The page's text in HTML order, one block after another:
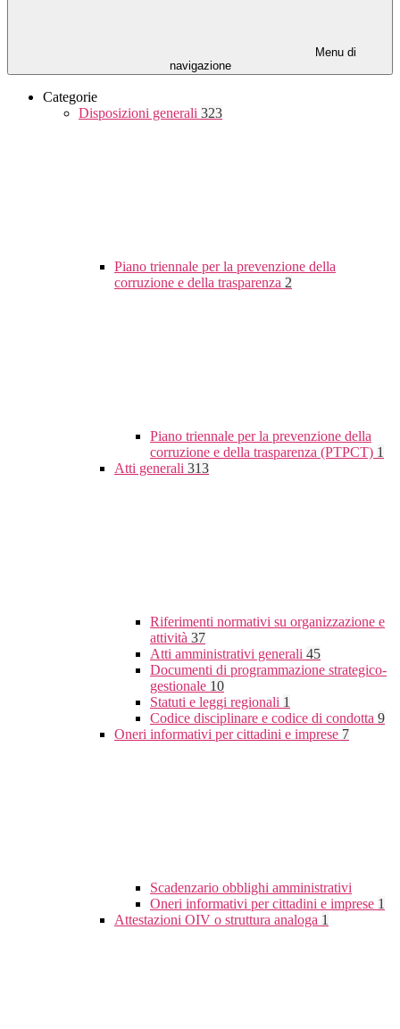
Menu di
navigazione
Categorie
Disposizioni generali 323
Piano triennale per la prevenzione della
corruzione e della trasparenza 2
Piano triennale per la prevenzione della
corruzione e della trasparenza (PTPCT) 1
Atti generali 313
Riferimenti normativi su organizzazione e
attività 37
Atti amministrativi generali 45
Documenti di programmazione strategico-
gestionale 10
Statuti e leggi regionali 1
Codice disciplinare e codice di condotta 9
Oneri informativi per cittadini e imprese 7
Scadenzario obblighi amministrativi
Oneri informativi per cittadini e imprese 1
Attestazioni OIV o struttura analoga 1